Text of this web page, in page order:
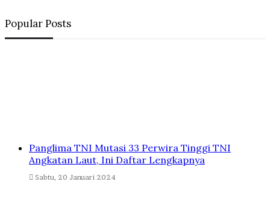
Popular Posts
Panglima TNI Mutasi 33 Perwira Tinggi TNI
Angkatan Laut, Ini Daftar Lengkapnya
Sabtu, 20 Januari 2024